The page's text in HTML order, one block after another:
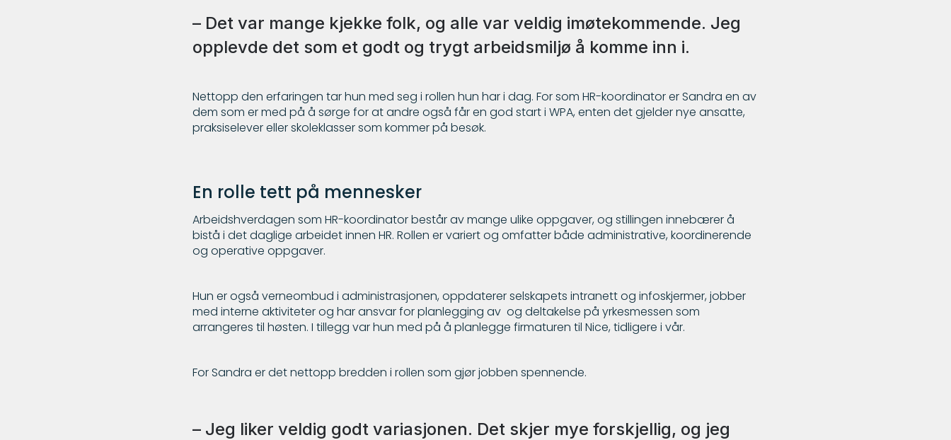
– Det var mange kjekke folk, og alle var veldig imøtekommende. Jeg
opplevde det som et godt og trygt arbeidsmiljø å komme inn i.
Nettopp den erfaringen tar hun med seg i rollen hun har i dag. For som HR-koordinator er Sandra en av
dem som er med på å sørge for at andre også får en god start i WPA, enten det gjelder nye ansatte,
praksiselever eller skoleklasser som kommer på besøk.
En rolle tett på mennesker
Arbeidshverdagen som HR-koordinator består av mange ulike oppgaver, og stillingen innebærer å
bistå i det daglige arbeidet innen HR. Rollen er variert og omfatter både administrative, koordinerende
og operative oppgaver.
Hun er også verneombud i administrasjonen, oppdaterer selskapets intranett og infoskjermer, jobber
med interne aktiviteter og har ansvar for planlegging av og deltakelse på yrkesmessen som
arrangeres til høsten. I tillegg var hun med på å planlegge firmaturen til Nice, tidligere i vår.
For Sandra er det nettopp bredden i rollen som gjør jobben spennende.
– Jeg liker veldig godt variasjonen. Det skjer mye forskjellig, og jeg